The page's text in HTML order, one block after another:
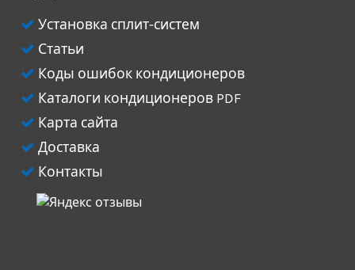
Установка сплит-систем
Статьи
Коды ошибок кондиционеров
Каталоги кондиционеров PDF
Карта сайта
Доставка
Контакты